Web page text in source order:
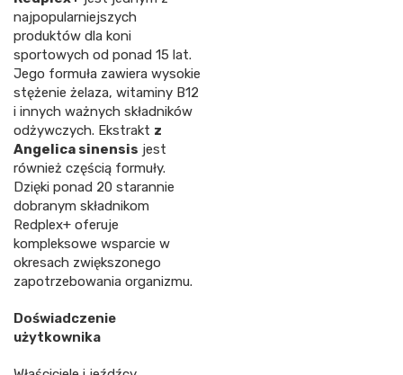
najpopularniejszych
produktów dla koni
sportowych od ponad 15 lat.
Jego formuła zawiera wysokie
stężenie żelaza, witaminy B12
i innych ważnych składników
odżywczych. Ekstrakt z
Angelica sinensis jest
również częścią formuły.
Dzięki ponad 20 starannie
dobranym składnikom
Redplex+ oferuje
kompleksowe wsparcie w
okresach zwiększonego
zapotrzebowania organizmu.
Doświadczenie
użytkownika